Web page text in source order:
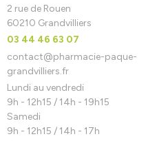
2 rue de Rouen
60210 Grandvilliers
03 44 46 63 07
contact@pharmacie-paque-
grandvilliers.fr
Lundi au vendredi
9h - 12h15 / 14h - 19h15
Samedi
9h - 12h15 / 14h - 17h